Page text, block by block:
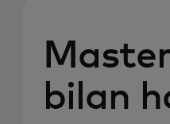
bilan